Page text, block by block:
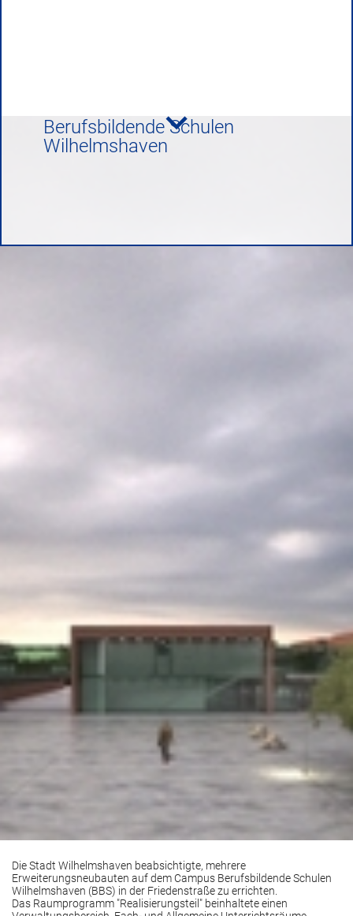
Die Stadt Wilhelmshaven beabsichtigte, mehrere
Erweiterungsneubauten auf dem Campus Berufsbildende Schulen
Wilhelmshaven (BBS) in der Friedenstraße zu errichten.
Das Raumprogramm "Realisierungsteil" beinhaltete einen
Berufsbildende Schulen
Wilhelmshaven